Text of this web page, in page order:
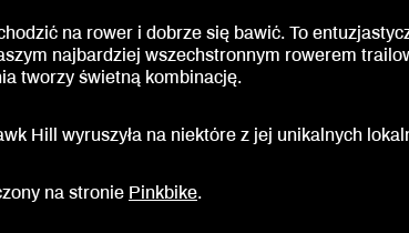
na rower i dobrze się bawić. To
najbardziej wszechstronnym rowerem
tworzy świetną kombinację.
Hill wyruszyła na niektóre z jej unikalnych
na stronie Pinkbike.